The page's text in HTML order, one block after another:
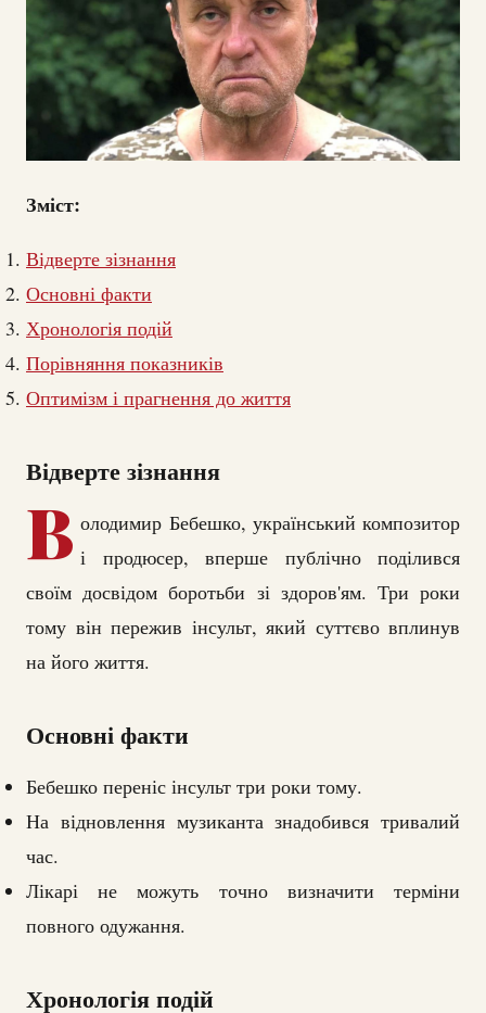
Зміст:
Відверте зізнання
Основні факти
Хронологія подій
Порівняння показників
Оптимізм і прагнення до життя
Відверте зізнання
В олодимир Бебешко, український композитор
і продюсер, вперше публічно поділився
своїм досвідом боротьби зі здоров'ям. Три роки
тому він пережив інсульт, який суттєво вплинув
на його життя.
Основні факти
Бебешко переніс інсульт три роки тому.
На відновлення музиканта знадобився тривалий
час.
Лікарі не можуть точно визначити терміни
повного одужання.
Хронологія подій